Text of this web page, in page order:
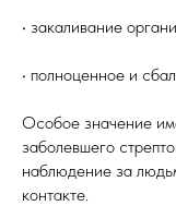
• закаливание
• полноценное и
Особое значение
заболевшего
наблюдение за
контакте.